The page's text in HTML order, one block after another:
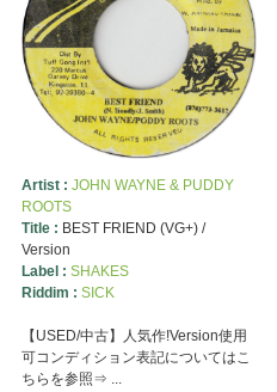
Artist : JOHN WAYNE & PUDDY
ROOTS
Title : BEST FRIEND (VG+) /
Version
Label : SHAKES
Riddim : SICK
【USED/中古】人気作!Version使用
可コンディション表記についてはこ
ちらを参照⇒ ...